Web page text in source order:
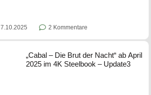
7.10.2025 2 Kommentare
„Cabal – Die Brut der Nacht“ ab April
2025 im 4K Steelbook – Update3